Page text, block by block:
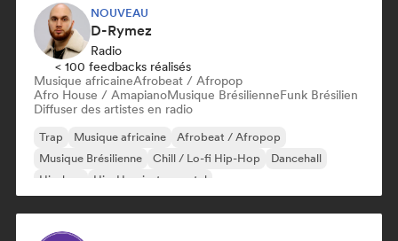
NOUVEAU
D-Rymez
Radio
< 100 feedbacks réalisés
Musique africaineAfrobeat / Afropop
Afro House / AmapianoMusique BrésilienneFunk Brésilien
Diffuser des artistes en radio
Trap Musique africaine
Afrobeat / Afropop
Musique Brésilienne
Chill / Lo-fi Hip-Hop
Dancehall
Hip-hop
Hip-Hop instrumental